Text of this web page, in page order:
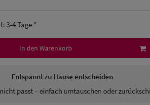
3-4 Tage *
In den Warenkorb
Entspannt zu Hause entscheiden
passt – einfach umtauschen oder